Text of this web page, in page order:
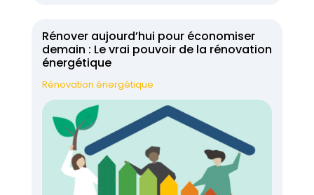
Rénover aujourd’hui pour économiser
demain : Le vrai pouvoir de la rénovation
énergétique
Rénovation énergétique